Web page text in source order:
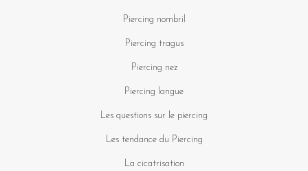
Piercing nombril
Piercing tragus
Piercing nez
Piercing langue
Les questions sur le piercing
Les tendance du Piercing
La cicatrisation